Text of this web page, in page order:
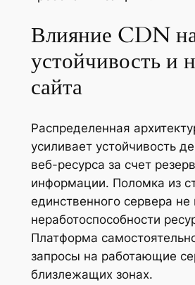
Влияние CDN
устойчивость и
сайта
Распределенная
усиливает устойчивость
веб-ресурса за счет
информации. Поломка из
единственного сервера не
неработоспособности
Платформа
запросы на работающие
близлежащих зонах.